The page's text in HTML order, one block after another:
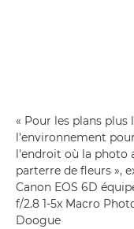
« Pour les plans plus
l'environnement
l'endroit où la photo
parterre de fleurs »,
Canon EOS 6D
f/2.8 1-5x Macro
Doogue